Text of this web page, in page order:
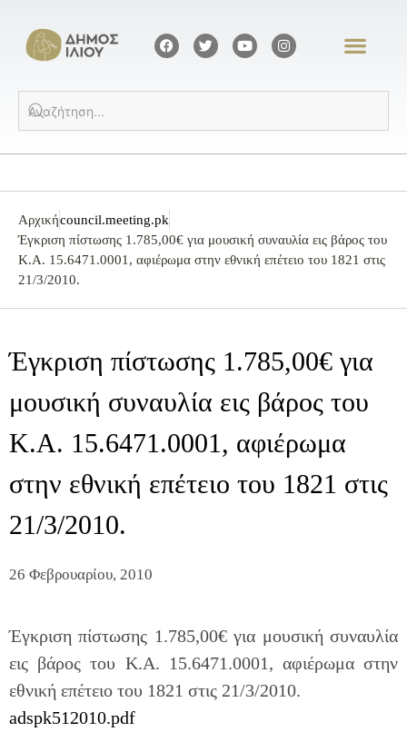
Αρχικήcouncil.meeting.pk
Έγκριση πίστωσης 1.785,00€ για μουσική συναυλία εις βάρος του
Κ.Α. 15.6471.0001, αφιέρωμα στην εθνική επέτειο του 1821 στις
21/3/2010.
Έγκριση πίστωσης 1.785,00€ για
μουσική συναυλία εις βάρος του
Κ.Α. 15.6471.0001, αφιέρωμα
στην εθνική επέτειο του 1821 στις
21/3/2010.
26 Φεβρουαρίου, 2010
Έγκριση πίστωσης 1.785,00€ για μουσική συναυλία
εις βάρος του Κ.Α. 15.6471.0001, αφιέρωμα στην
εθνική επέτειο του 1821 στις 21/3/2010.
adspk512010.pdf